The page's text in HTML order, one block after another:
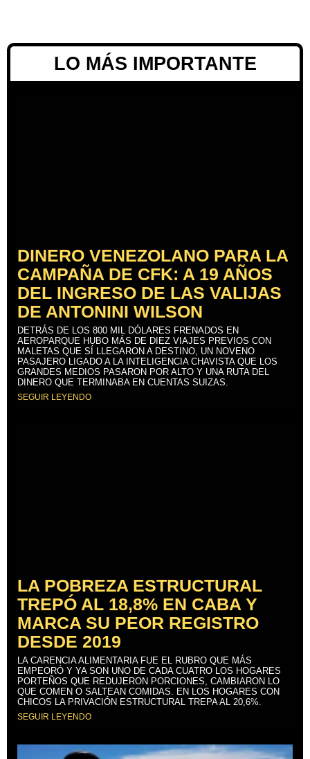
LO MÁS IMPORTANTE
DINERO VENEZOLANO PARA LA
CAMPAÑA DE CFK: A 19 AÑOS
DEL INGRESO DE LAS VALIJAS
DE ANTONINI WILSON
DETRÁS DE LOS 800 MIL DÓLARES FRENADOS EN
AEROPARQUE HUBO MÁS DE DIEZ VIAJES PREVIOS CON
MALETAS QUE SÍ LLEGARON A DESTINO, UN NOVENO
PASAJERO LIGADO A LA INTELIGENCIA CHAVISTA QUE LOS
GRANDES MEDIOS PASARON POR ALTO Y UNA RUTA DEL
DINERO QUE TERMINABA EN CUENTAS SUIZAS.
SEGUIR LEYENDO
LA POBREZA ESTRUCTURAL
TREPÓ AL 18,8% EN CABA Y
MARCA SU PEOR REGISTRO
DESDE 2019
LA CARENCIA ALIMENTARIA FUE EL RUBRO QUE MÁS
EMPEORÓ Y YA SON UNO DE CADA CUATRO LOS HOGARES
PORTEÑOS QUE REDUJERON PORCIONES, CAMBIARON LO
QUE COMEN O SALTEAN COMIDAS. EN LOS HOGARES CON
CHICOS LA PRIVACIÓN ESTRUCTURAL TREPA AL 20,6%.
SEGUIR LEYENDO